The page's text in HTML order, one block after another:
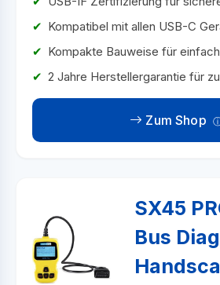
Kompatibel mit allen USB-C
Kompakte Bauweise für
2 Jahre Herstellergarantie für
Zum Shop
SX45
Bus